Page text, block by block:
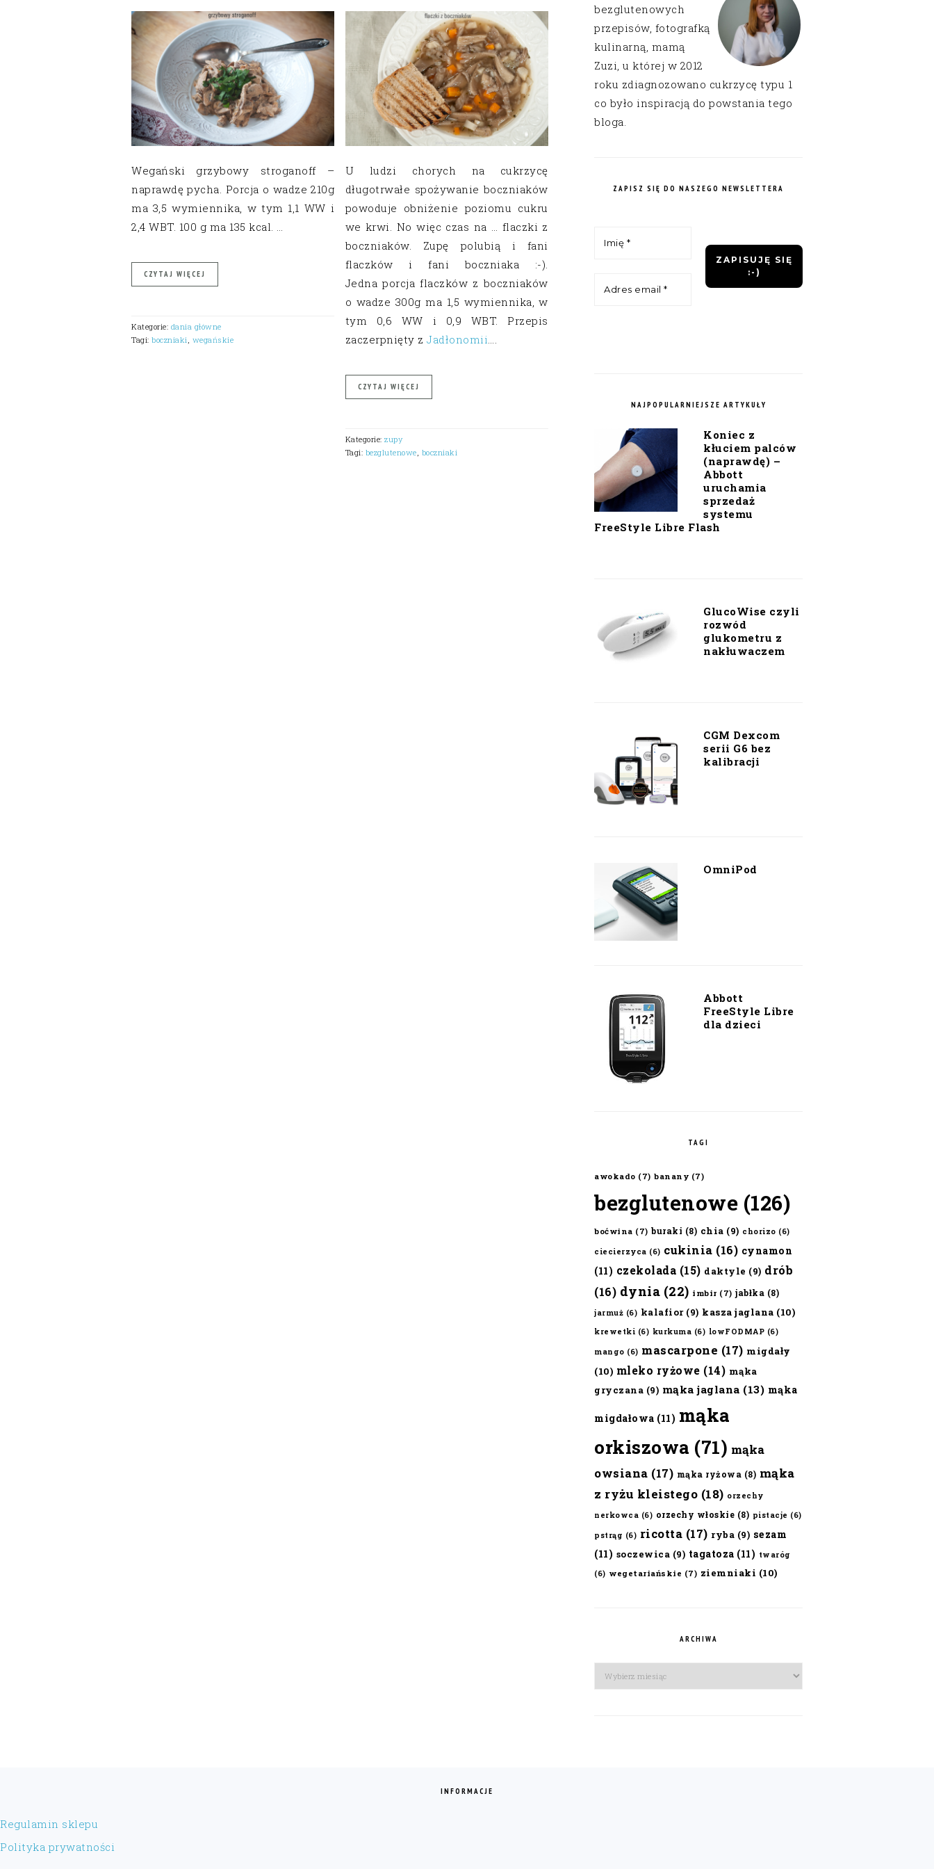
Wegański grzybowy stroganoff –
naprawdę pycha. Porcja o wadze 210g
ma 3,5 wymiennika, w tym 1,1 WW i
2,4 WBT. 100 g ma 135 kcal. …
CZYTAJ WIĘCEJ
Kategorie: dania główne
Tagi: boczniaki wegańskie
U ludzi chorych na cukrzycę
długotrwałe spożywanie boczniaków
powoduje obniżenie poziomu cukru
we krwi. No więc czas na … flaczki z
boczniaków. Zupę polubią i fani
flaczków i fani boczniaka :-).
Jedna porcja flaczków z boczniaków
o wadze 300g ma 1,5 wymiennika, w
tym 0,6 WW i 0,9 WBT. Przepis
zaczerpnięty zJadłonomii
CZYTAJ WIĘCEJ
Kategorie:zupy
Tagi: bezglutenowe boczniaki
bezglutenowych
przepisów, fotografką
kulinarną, mamą
Zuzi, u której w 2012
roku zdiagnozowano cukrzycę typu 1
co było inspiracją do powstania tego
bloga.
ZAPISZ SIĘ DO NASZEGO NEWSLETTERA
NAJPOPULARNIEJSZE ARTYKUŁY
Koniec z
kłuciem palców
(naprawdę) –
Abbott
uruchamia
sprzedaż
systemu
FreeStyle Libre Flash
GlucoWise czyli
rozwód
glukometru z
nakłuwaczem
CGM Dexcom
serii G6 bez
kalibracji
OmniPod
Abbott
FreeStyle Libre
dla dzieci
TAGI
awokado (7) banany (7)
bezglutenowe (126)
boćwina (7) buraki (8) chia (9) chorizo (6)
ciecierzyca (6) cukinia (16) cynamon
(11) czekolada (15) daktyle (9) drób
(16) dynia (22) imbir (7) jabłka (8)
jarmuż (6) kalafior(9) kasza jaglana (10)
krewetki (6) kurkuma (6) lowFODMAP (6)
mango (6) mascarpone (17) migdały
(10) mleko ryżowe (14) mąka
gryczana (9) mąka jaglana (13) mąka
migdałowa (11) mąka
orkiszowa (71) mąka
owsiana (17) mąka ryżowa (8) mąka
z ryżu kleistego (18) orzechy
nerkowca (6) orzechy włoskie (8) pistacje (6)
pstrąg (6) ricotta (17) ryba (9) sezam
(11) soczewica (9) tagatoza (11) twaróg
(6) wegetariańskie (7) ziemniaki (10)
ARCHIWA
Archiwa
INFORMACJE
Regulamin sklepu
Polityka prywatności